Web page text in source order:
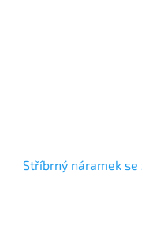
Stříbrný náramek